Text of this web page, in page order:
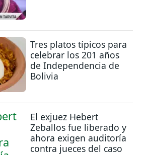
Tres platos típicos para
celebrar los 201 años
de Independencia de
Bolivia
El exjuez Hebert
Zeballos fue liberado y
ahora exigen auditoría
contra jueces del caso